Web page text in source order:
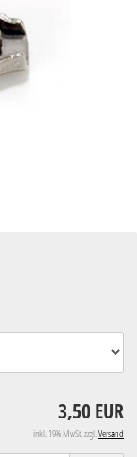
3,50 EUR
inkl. 19% MwSt. zzgl.Versand